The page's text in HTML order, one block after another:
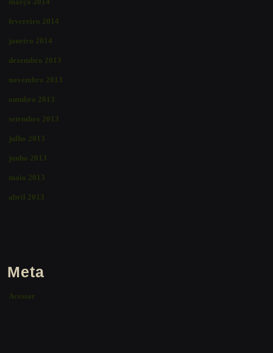
fevereiro 2014
janeiro 2014
dezembro 2013
novembro 2013
outubro 2013
setembro 2013
julho 2013
junho 2013
maio 2013
abril 2013
Meta
Acessar